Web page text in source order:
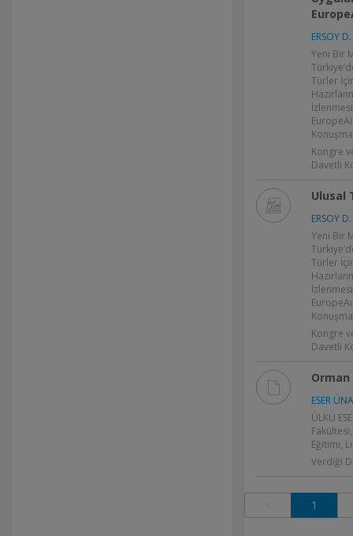
ERSOY
Yeni Bir
Türler
Kongre
Davetli
Ulusal
ERSOY
Yeni Bir
Türler
Kongre
Davetli
ESER
ÜLKÜ
Eğitimi,
Verdiği
1